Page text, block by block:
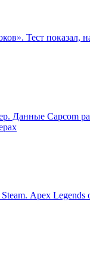
Тест показал,
Данные Capcom
Apex Legends